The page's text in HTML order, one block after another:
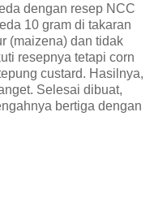
dengan resep NCC
10 gram di takaran
(maizena) dan tidak
resepnya tetapi corn
custard. Hasilnya,
Selesai dibuat,
bertiga dengan